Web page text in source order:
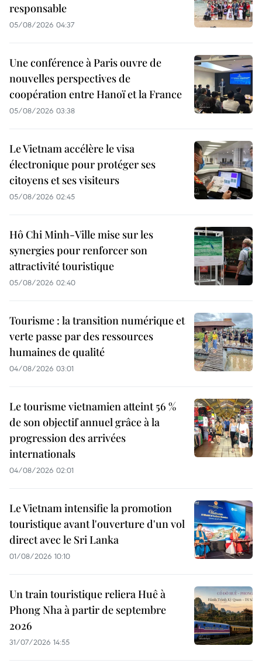
responsable
05/08/2026 04:37
Une conférence à Paris ouvre de
nouvelles perspectives de
coopération entre Hanoï et la France
05/08/2026 03:38
Le Vietnam accélère le visa
électronique pour protéger ses
citoyens et ses visiteurs
05/08/2026 02:45
Hô Chi Minh-Ville mise sur les
synergies pour renforcer son
attractivité touristique
05/08/2026 02:40
Tourisme : la transition numérique et
verte passe par des ressources
humaines de qualité
04/08/2026 03:01
Le tourisme vietnamien atteint 56 %
de son objectif annuel grâce à la
progression des arrivées
internationals
04/08/2026 02:01
Le Vietnam intensifie la promotion
touristique avant l'ouverture d'un vol
direct avec le Sri Lanka
01/08/2026 10:10
Un train touristique reliera Huê à
Phong Nha à partir de septembre
2026
31/07/2026 14:55